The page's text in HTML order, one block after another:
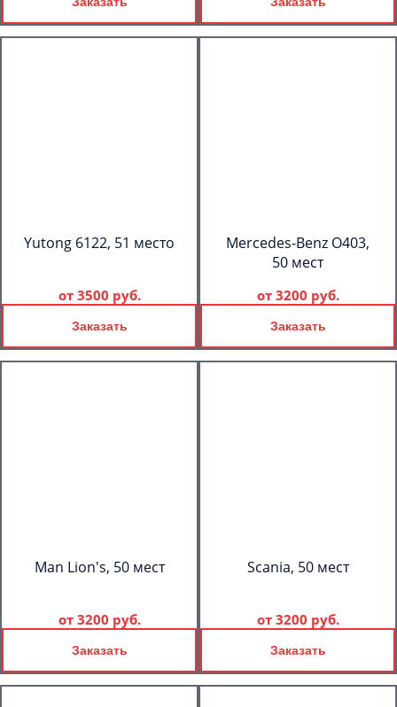
Yutong 6122, 51 место
от 3500 руб.
Заказать
Mercedes-Benz О403,
50 мест
от 3200 руб.
Заказать
Man Lion's, 50 мест
от 3200 руб.
Заказать
Scania, 50 мест
от 3200 руб.
Заказать